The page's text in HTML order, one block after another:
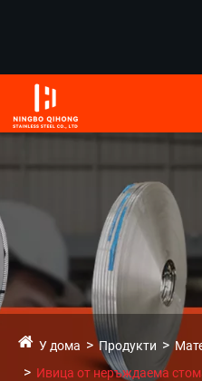
У дома Продукти
Ивица от неръждаема